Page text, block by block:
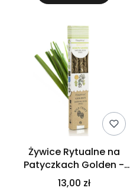
Żywice Rytualne na
Patyczkach Golden -
Trawa Cytrynowa
13,00 zł